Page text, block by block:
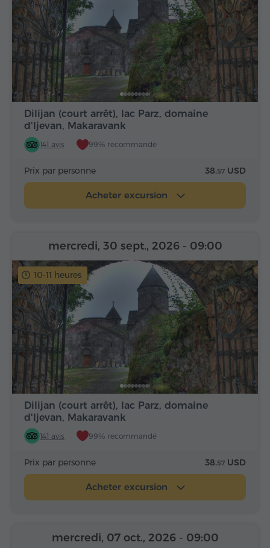
Dilijan (court arrêt), lac Parz, domaine
d'Ijevan, Makaravank
141 avis 99% recommandé
Prix par personne 38.57 USD
Acheter excursion
10-11 heures
Dilijan (court arrêt), lac Parz, domaine
d'Ijevan, Makaravank
141 avis 99% recommandé
mercredi, 30 sept., 2026 - 09:00
Prix par personne 38.57 USD
Acheter excursion
mercredi, 07 oct., 2026 - 09:00